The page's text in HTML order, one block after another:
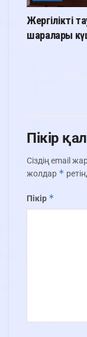
Жергілікті
шаралары
Пікір
Сіздің email
жолдар *
Пікір *